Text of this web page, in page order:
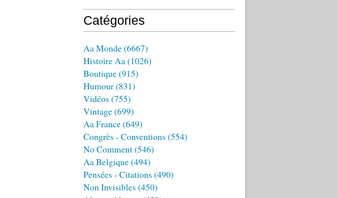
Catégories
Aa Monde(6667)
Histoire Aa(1026)
Boutique(915)
Humour(831)
Vidéos (755)
Vintage(699)
Aa France(649)
Congrès - Conventions (554)
No Comment(546)
Aa Belgique(494)
Pensées - Citations (490)
Non Invisibles (450)